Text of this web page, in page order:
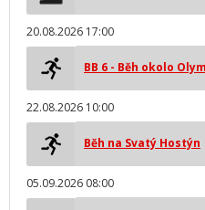
20.08.2026 17:00
BB 6 - Běh okolo
22.08.2026 10:00
Běh na Svatý Hostýn
05.09.2026 08:00